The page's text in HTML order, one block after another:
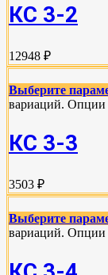
КС 3-2
12948 ₽
Выберите
вариаций. Опции
КС 3-3
3503 ₽
Выберите
вариаций. Опции